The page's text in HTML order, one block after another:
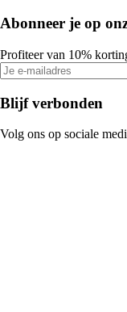
Abonneer je op
Profiteer van 10%
Blijf verbonden
Volg ons op sociale